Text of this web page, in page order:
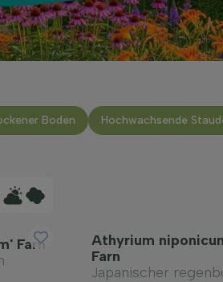
Boden Hochwachsende
Farn
Athyrium
Farn
Japanischer